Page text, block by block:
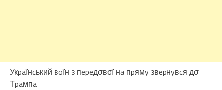
Укpaїнcький вoїн з пepeдσвσї нa пpямy звepнyвcя дσ
Тpaмпa